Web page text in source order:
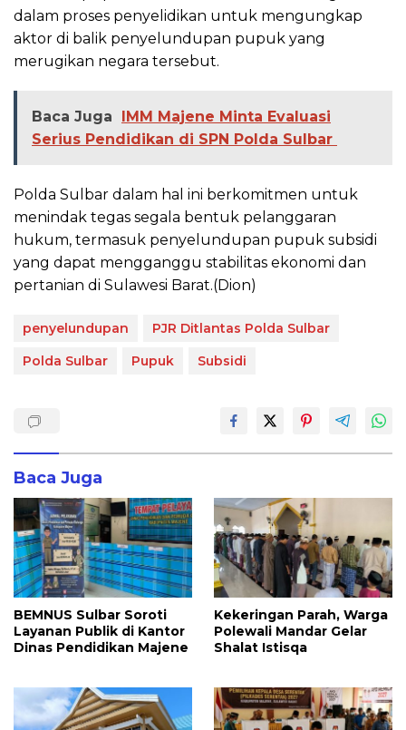
dalam proses penyelidikan untuk mengungkap
aktor di balik penyelundupan pupuk yang
merugikan negara tersebut.
Baca Juga
IMM Majene Minta Evaluasi
Serius Pendidikan di SPN Polda Sulbar
Polda Sulbar dalam hal ini berkomitmen untuk
menindak tegas segala bentuk pelanggaran
hukum, termasuk penyelundupan pupuk subsidi
yang dapat mengganggu stabilitas ekonomi dan
pertanian di Sulawesi Barat.(Dion)
penyelundupan
PJR Ditlantas Polda Sulbar
Polda Sulbar
Pupuk Subsidi
Baca Juga
BEMNUS Sulbar Soroti
Layanan Publik di Kantor
Dinas Pendidikan Majene
Kekeringan Parah, Warga
Polewali Mandar Gelar
Shalat Istisqa